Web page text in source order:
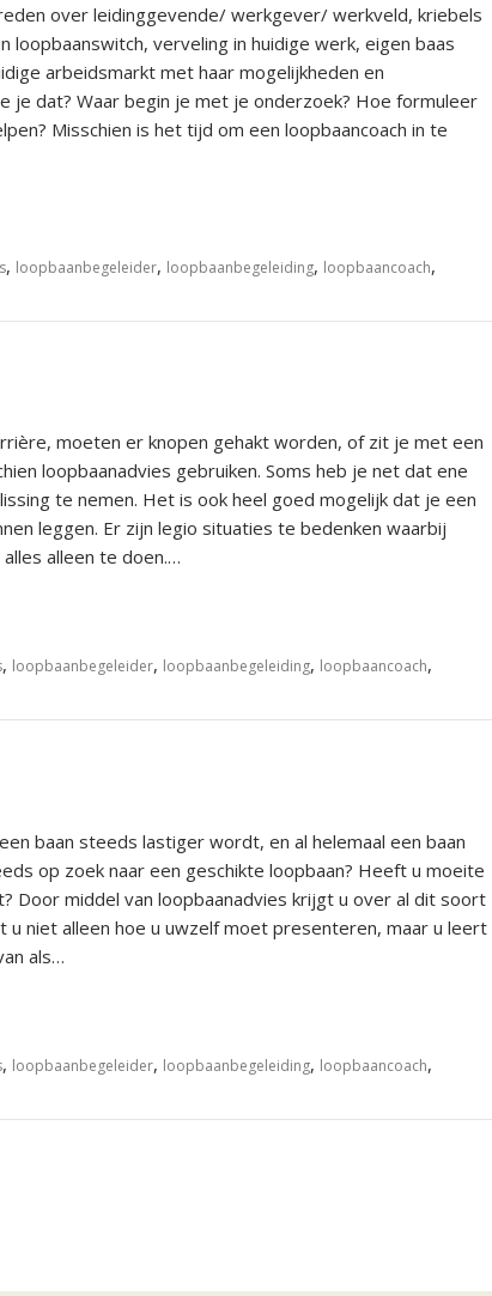
over leidinggevende/ werkgever/ werkveld, kriebels
verveling in huidige werk, eigen baas
arbeidsmarkt met haar mogelijkheden en
je dat? Waar begin je met je onderzoek? Hoe formuleer
Misschien is het tijd om een loopbaancoach in te
, loopbaanbegeleider, loopbaanbegeleiding, loopbaancoach,
moeten er knopen gehakt worden, of zit je met een
loopbaanadvies gebruiken. Soms heb je net dat ene
te nemen. Het is ook heel goed mogelijk dat je een
leggen. Er zijn legio situaties te bedenken waarbij
alleen te doen.…
, loopbaanbegeleider, loopbaanbegeleiding, loopbaancoach,
baan steeds lastiger wordt, en al helemaal een baan
op zoek naar een geschikte loopbaan? Heeft u moeite
Door middel van loopbaanadvies krijgt u over al dit soort
niet alleen hoe u uwzelf moet presenteren, maar u leert
als…
, loopbaanbegeleider, loopbaanbegeleiding, loopbaancoach,